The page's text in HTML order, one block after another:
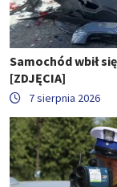
Samochód wbił
[ZDJĘCIA]
7 sierpnia 2026